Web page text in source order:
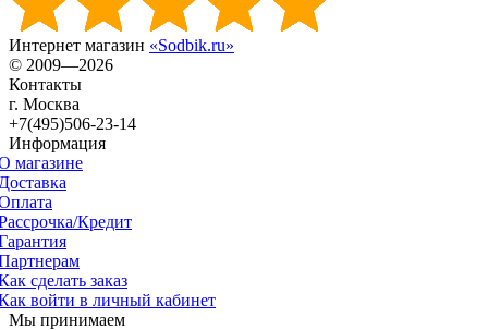
Интернет магазин «Sodbik.ru»
© 2009—2026
Контакты
г. Москва
+7(495)506-23-14
Информация
магазине
Кредит
сделать заказ
войти в личный кабинет
Мы принимаем